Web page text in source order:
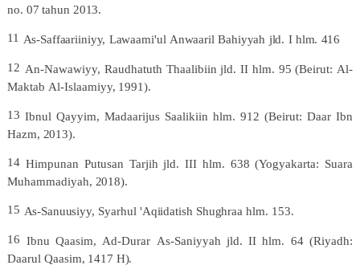
no. 07 tahun 2013.
11 As-Saffaariiniyy, Lawaami'ul Anwaaril Bahiyyah jld. I hlm. 416
12 An-Nawawiyy, Raudhatuth Thaalibiin jld. II hlm. 95 (Beirut: Al-
Maktab Al-Islaamiyy, 1991).
13 Ibnul Qayyim, Madaarijus Saalikiin hlm. 912 (Beirut: Daar Ibn
Hazm, 2013).
14 Himpunan Putusan Tarjih jld. III hlm. 638 (Yogyakarta: Suara
Muhammadiyah, 2018).
15 As-Sanuusiyy, Syarhul 'Aqiidatish Shughraa hlm. 153.
16 Ibnu Qaasim, Ad-Durar As-Saniyyah jld. II hlm. 64 (Riyadh:
Daarul Qaasim, 1417 H).